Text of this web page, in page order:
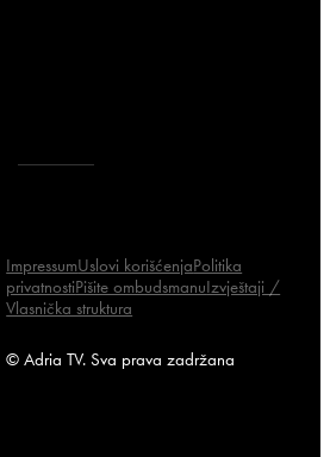
ImpressumUslovi korišćenjaPolitika
privatnostiPišite ombudsmanuIzvještaji /
Vlasnička struktura
© Adria TV. Sva prava zadržana